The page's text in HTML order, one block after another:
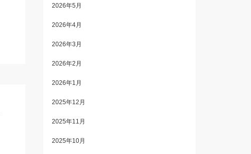
2026年5月
2026年4月
2026年3月
2026年2月
2026年1月
2025年12月
2025年11月
2025年10月